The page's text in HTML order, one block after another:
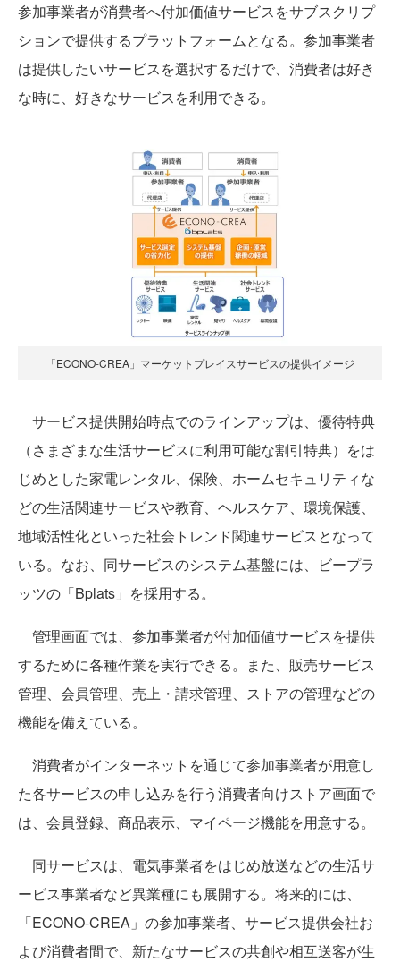
参加事業者が消費者へ付加価値サービスをサブスクリプ
ションで提供するプラットフォームとなる。参加事業者
は提供したいサービスを選択するだけで、消費者は好き
な時に、好きなサービスを利用できる。
「ECONO-CREA」マーケットプレイスサービスの提供イメージ
サービス提供開始時点でのラインアップは、優待特典
（さまざまな生活サービスに利用可能な割引特典）をは
じめとした家電レンタル、保険、ホームセキュリティな
どの生活関連サービスや教育、ヘルスケア、環境保護、
地域活性化といった社会トレンド関連サービスとなって
いる。なお、同サービスのシステム基盤には、ビープラ
ッツの「Bplats」を採用する。
管理画面では、参加事業者が付加価値サービスを提供
するために各種作業を実行できる。また、販売サービス
管理、会員管理、売上・請求管理、ストアの管理などの
機能を備えている。
消費者がインターネットを通じて参加事業者が用意し
た各サービスの申し込みを行う消費者向けストア画面で
は、会員登録、商品表示、マイページ機能を用意する。
同サービスは、電気事業者をはじめ放送などの生活サ
ービス事業者など異業種にも展開する。将来的には、
「ECONO-CREA」の参加事業者、サービス提供会社お
よび消費者間で、新たなサービスの共創や相互送客が生